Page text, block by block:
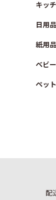
キッ
日用品
紙用
ベビ
ペッ
配